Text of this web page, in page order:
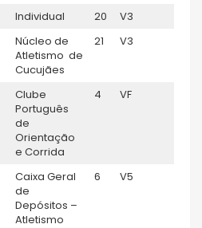
Individual 20 V3
Núcleo de
Atletismo de
Cucujães
21 V3
Clube
Português
de
Orientação
e Corrida
4 VF
Caixa Geral
de
Depósitos –
Atletismo
6 V5